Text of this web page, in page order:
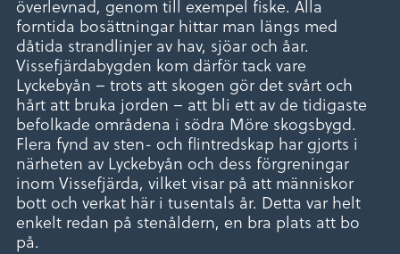
överlevnad, genom till exempel fiske. Alla
forntida bosättningar hittar man längs med
dåtida strandlinjer av hav, sjöar och åar.
Vissefjärdabygden kom därför tack vare
Lyckebyån – trots att skogen gör det svårt och
hårt att bruka jorden – att bli ett av de tidigaste
befolkade områdena i södra Möre skogsbygd.
Flera fynd av sten- och flintredskap har gjorts i
närheten av Lyckebyån och dess förgreningar
inom Vissefjärda, vilket visar på att människor
bott och verkat här i tusentals år. Detta var helt
enkelt redan på stenåldern, en bra plats att bo
på.